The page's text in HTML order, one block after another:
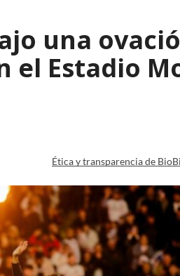
una
el Estadio
Ética y transparencia de